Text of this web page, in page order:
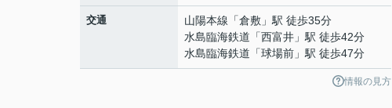
交通 山陽本線 「倉敷 」駅 徒歩35分
水島臨海鉄道 「西富井 」駅 徒歩42分
水島臨海鉄道 「球場前 」駅 徒歩47分
情報の見方